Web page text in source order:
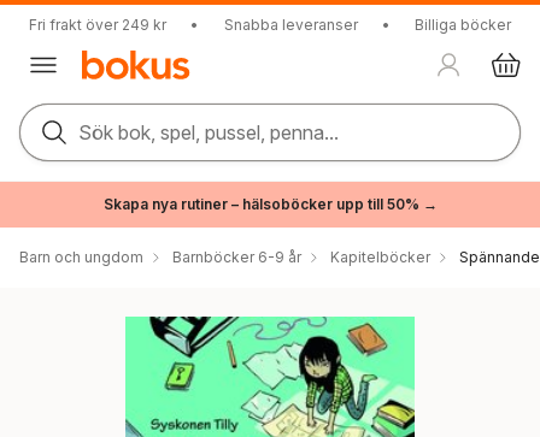
Fri frakt över 249 kr • Snabba leveranser • Billiga böcker
Sök bok, spel, pussel, penna...
Skapa nya rutiner – hälsoböcker upp till 50% →
Barn och ungdom Barnböcker 6-9 år Kapitelböcker